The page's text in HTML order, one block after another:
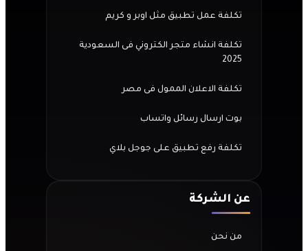
تكلفة عمل تطبيق مثل اوبر و كريم
تكلفة انشاء متجر الكتروني فى السعودية
2025
تكلفة الاعلان الممول فى مصر
بوت ارسال رسائل واتساب
تكلفة رفع تطبيق على جوجل بلاي
عن الشركة
من نحن